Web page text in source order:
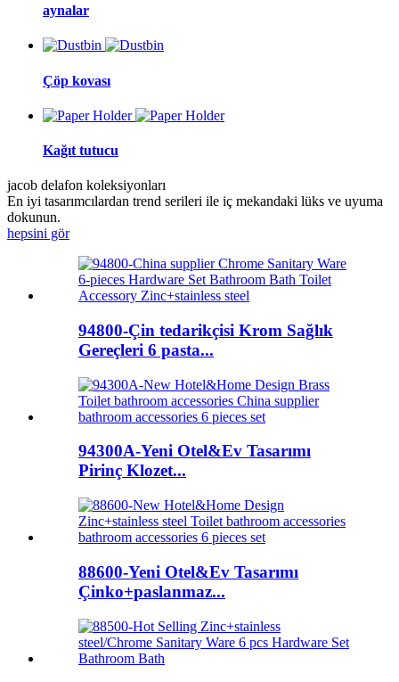
aynalar
Çöp kovası
Kağıt tutucu
jacob delafon koleksiyonları
En iyi tasarımcılardan trend serileri ile iç mekandaki lüks ve uyuma
dokunun.
hepsini gör
94800-Çin tedarikçisi Krom Sağlık
Gereçleri 6 pasta...
94300A-Yeni Otel&Ev Tasarımı
Pirinç Klozet...
88600-Yeni Otel&Ev Tasarımı
Çinko+paslanmaz...